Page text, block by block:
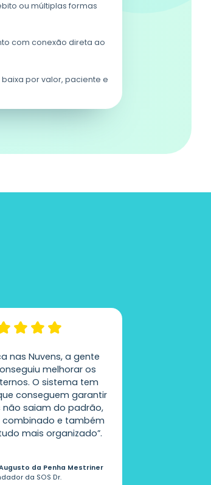
ou múltiplas formas
com conexão direta ao
por valor, paciente e
nas Nuvens, a gente
melhorar os
O sistema tem
conseguem garantir
não saiam do padrão,
e também
mais organizado”.
da Penha Mestriner
da SOS Dr.